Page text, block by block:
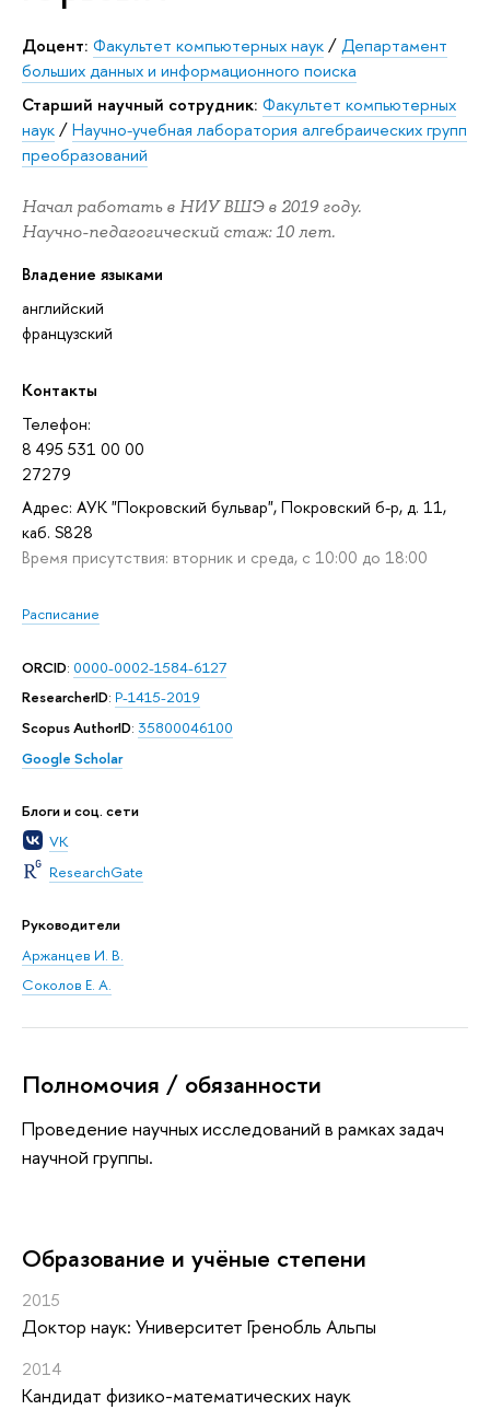
Доцент: Факультет компьютерных наук/Департамент
больших данных и информационного поиска
Старший научный сотрудник: Факультет компьютерных
наук/Научно-учебная лаборатория алгебраических групп
преобразований
Начал работать в НИУ ВШЭ в 2019 году.
Научно-педагогический стаж: 10 лет.
Владение языками
английский
французский
Контакты
Телефон:
8 495 531 00 00
27279
Адрес: АУК "Покровский бульвар", Покровский б-р, д. 11,
каб. S828
Время присутствия: вторник и среда, с 10:00 до 18:00
Расписание
ORCID: 0000-0002-1584-6127
ResearcherID: P-1415-2019
Scopus AuthorID: 35800046100
Google Scholar
Блоги и соц. сети
VK
ResearchGate
Руководители
Аржанцев И. В.
Соколов Е. А.
Полномочия / обязанности
Проведение научных исследований в рамках задач
научной группы.
Oбразование и учёные степени
2015
Доктор наук: Университет Гренобль Альпы
2014
Кандидат физико-математических наук